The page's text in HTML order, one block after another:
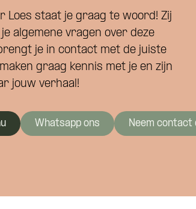
Loes staat je graag te woord! Zij
algemene vragen over deze
je in contact met de juiste
graag kennis met je en zijn
jouw verhaal!
Whatsapp ons Neem contact